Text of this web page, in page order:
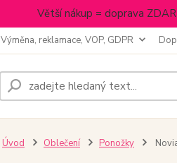
Větší nákup = doprava
Výměna, reklamace, VOP, GDPR
Úvod Oblečení Ponožky